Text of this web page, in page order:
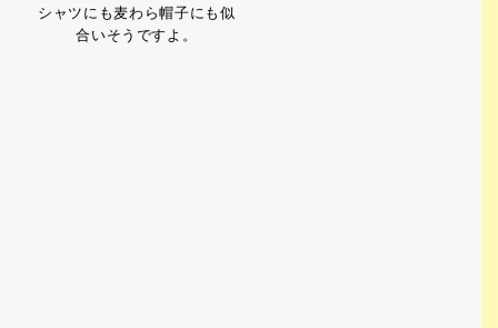
シャツにも麦わら帽子にも似
合いそうですよ。